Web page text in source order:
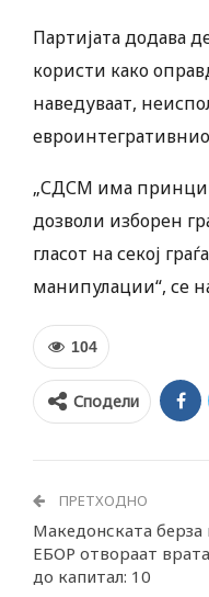
Партијата додава
користи како
наведуваат,
„СДСМ има
дозволи изборен
гласот на секој
манипулации“, се
104
Сподели
ПРЕТХОДНО
Македонската берза
ЕБОР отвораат врата
до капитал: 10